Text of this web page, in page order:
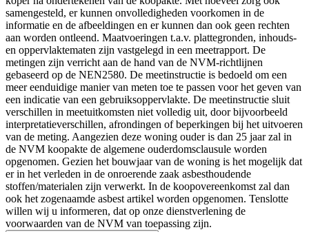
samengesteld, er kunnen onvolledigheden voorkomen in de
informatie en de afbeeldingen en er kunnen dan ook geen rechten
aan worden ontleend. Maatvoeringen t.a.v. plattegronden, inhouds-
en oppervlaktematen zijn vastgelegd in een meetrapport. De
metingen zijn verricht aan de hand van de NVM-richtlijnen
gebaseerd op de NEN2580. De meetinstructie is bedoeld om een
meer eenduidige manier van meten toe te passen voor het geven van
een indicatie van een gebruiksoppervlakte. De meetinstructie sluit
verschillen in meetuitkomsten niet volledig uit, door bijvoorbeeld
interpretatieverschillen, afrondingen of beperkingen bij het uitvoeren
van de meting. Aangezien deze woning ouder is dan 25 jaar zal in
de NVM koopakte de algemene ouderdomsclausule worden
opgenomen. Gezien het bouwjaar van de woning is het mogelijk dat
er in het verleden in de onroerende zaak asbesthoudende
stoffen/materialen zijn verwerkt. In de koopovereenkomst zal dan
ook het zogenaamde asbest artikel worden opgenomen. Tenslotte
willen wij u informeren, dat op onze dienstverlening de
voorwaarden van de NVM van toepassing zijn.